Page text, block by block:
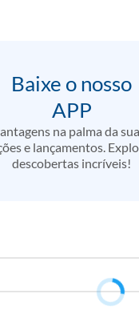
Baixe o nosso
APP
na palma da
e lançamentos.
descobertas incríveis!